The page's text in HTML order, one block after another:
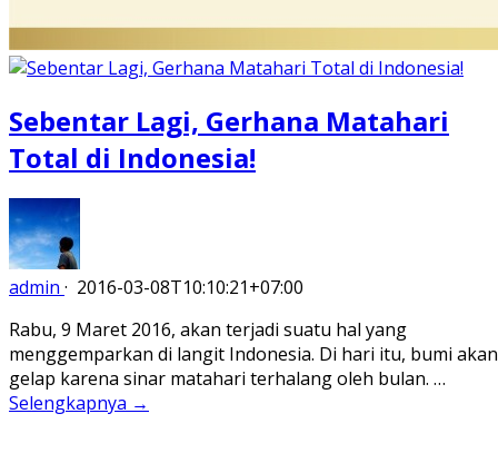
Sebentar Lagi, Gerhana Matahari
Total di Indonesia!
admin · 2016-03-08T10:10:21+07:00
Rabu, 9 Maret 2016, akan terjadi suatu hal yang
menggemparkan di langit Indonesia. Di hari itu, bumi akan
gelap karena sinar matahari terhalang oleh bulan. …
Selengkapnya →